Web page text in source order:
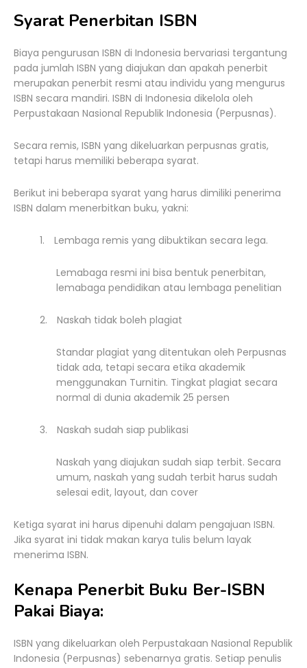
Syarat Penerbitan ISBN
Biaya pengurusan ISBN di Indonesia bervariasi tergantung
pada jumlah ISBN yang diajukan dan apakah penerbit
merupakan penerbit resmi atau individu yang mengurus
ISBN secara mandiri. ISBN di Indonesia dikelola oleh
Perpustakaan Nasional Republik Indonesia (Perpusnas).
Secara remis, ISBN yang dikeluarkan perpusnas gratis,
tetapi harus memiliki beberapa syarat.
Berikut ini beberapa syarat yang harus dimiliki penerima
ISBN dalam menerbitkan buku, yakni:
1. Lembaga remis yang dibuktikan secara lega.
Lemabaga resmi ini bisa bentuk penerbitan,
lemabaga pendidikan atau lembaga penelitian
2. Naskah tidak boleh plagiat
Standar plagiat yang ditentukan oleh Perpusnas
tidak ada, tetapi secara etika akademik
menggunakan Turnitin. Tingkat plagiat secara
normal di dunia akademik 25 persen
3. Naskah sudah siap publikasi
Naskah yang diajukan sudah siap terbit. Secara
umum, naskah yang sudah terbit harus sudah
selesai edit, layout, dan cover
Ketiga syarat ini harus dipenuhi dalam pengajuan ISBN.
Jika syarat ini tidak makan karya tulis belum layak
menerima ISBN.
Kenapa Penerbit Buku Ber-ISBN
Pakai Biaya:
ISBN yang dikeluarkan oleh Perpustakaan Nasional Republik
Indonesia (Perpusnas) sebenarnya gratis. Setiap penulis